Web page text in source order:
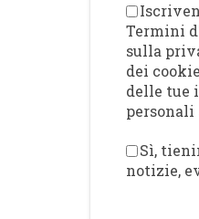
Termini
sulla
dei
delle tue
Sì,
notizie,